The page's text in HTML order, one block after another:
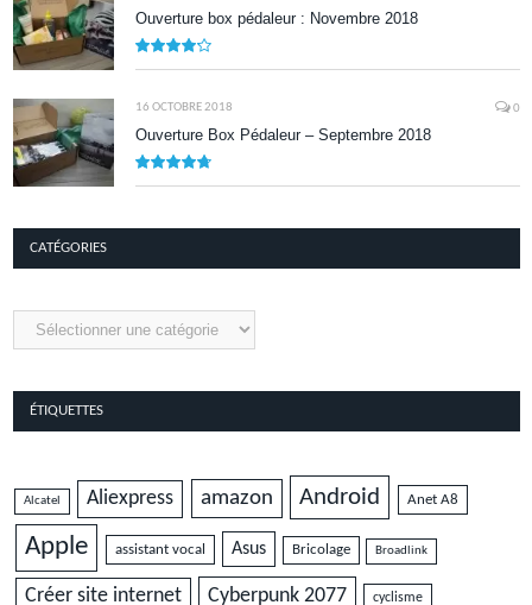
Ouverture box pédaleur : Novembre 2018
16 OCTOBRE 2018 0
Ouverture Box Pédaleur – Septembre 2018
CATÉGORIES
Catégories
ÉTIQUETTES
Alcatel Aliexpress amazon Android Anet A8
Apple assistant vocal Asus Bricolage Broadlink
Créer site internet Cyberpunk 2077 cyclisme